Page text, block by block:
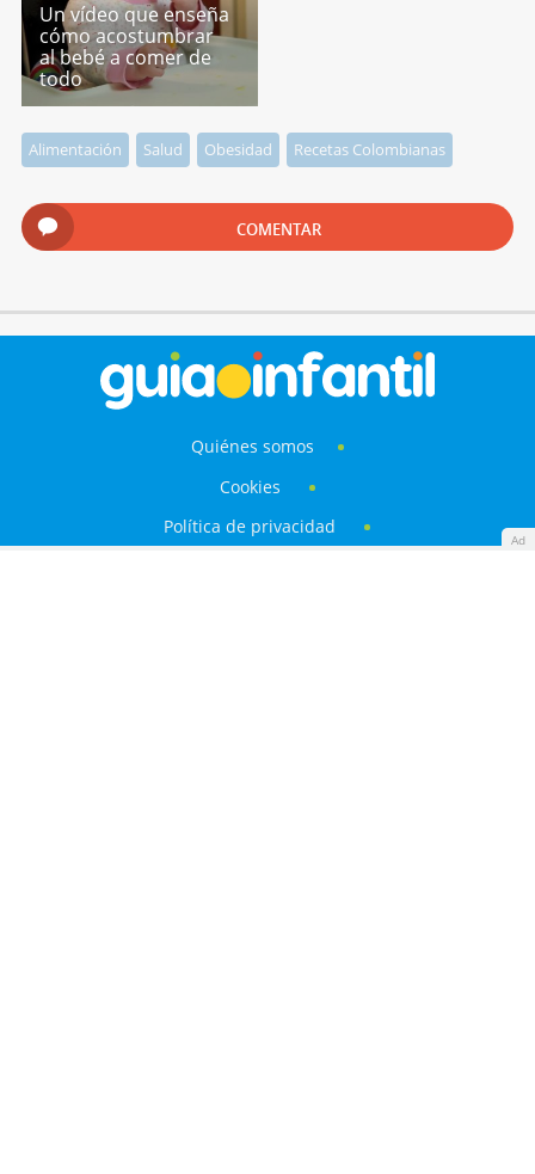
Un vídeo que enseña
cómo acostumbrar
al bebé a comer de
todo
Alimentación Salud Obesidad Recetas Colombianas
COMENTAR
Ad
Quiénes somos
Cookies
Política de privacidad